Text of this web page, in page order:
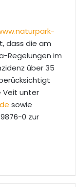
dass die am
Regelungen im
über 35
Veit unter
sowie
0 zur